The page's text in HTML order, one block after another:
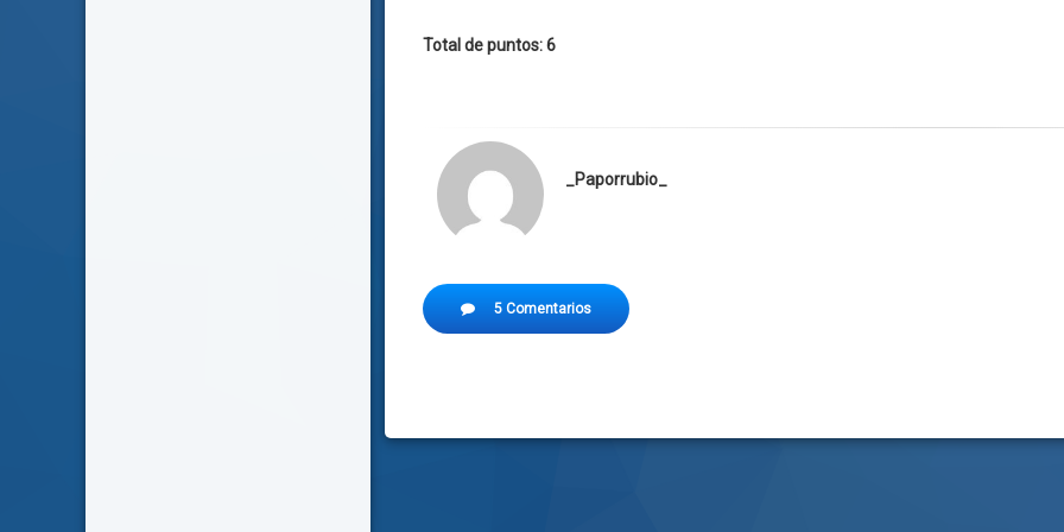
Total de puntos: 6
_Paporrubio_
Como José Tojeiro pero en HDP
5 Comentarios